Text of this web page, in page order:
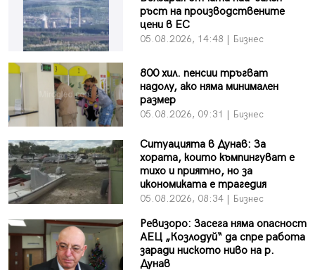
ръст на производствените
цени в ЕС
05.08.2026, 14:48 | Бизнес
800 хил. пенсии тръгват
надолу, ако няма минимален
размер
05.08.2026, 09:31 | Бизнес
Ситуацията в Дунав: За
хората, които къмпингуват е
тихо и приятно, но за
икономиката е трагедия
05.08.2026, 08:34 | Бизнес
Ревизоро: Засега няма опасност
АЕЦ „Козлодуй“ да спре работа
заради ниското ниво на р.
Дунав